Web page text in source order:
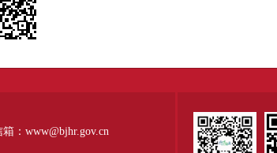
：www@bjhr.gov.cn